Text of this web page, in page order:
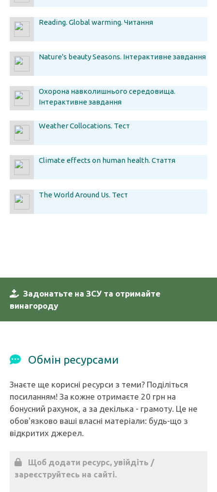
Reading. Global warming. Читання
Nature's beauty Seasons. Інтерактивне завдання
Охорона навколишнього середовища.
Інтерактивне завдання
Weather Collocations. Тест
Climate effects on human health. Стаття
The World Around Us. Тест
Задонатьте на ЗСУ та отримайте
винагороду
Обмін ресурсами
Знаєте ще корисні ресурси з теми? Поділіться
посиланням! За кожне отримаєте 20 грн на
бонусний рахунок, а за декілька - грамоту. Це не
обов'язково ваші власні матеріали: будь-що з
відкритих джерел.
Щоб додати ресурс, увійдіть /
зареєструйтесь на сайті.